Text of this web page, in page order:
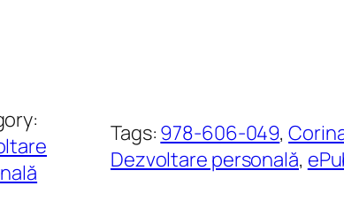
Tags: 978-606-049,
Dezvoltare personală,